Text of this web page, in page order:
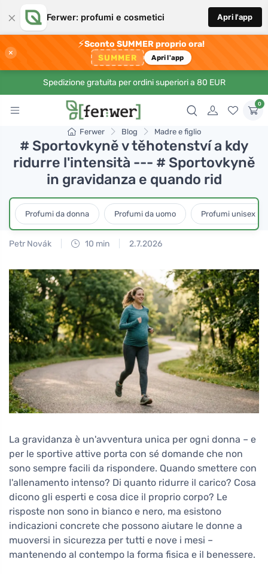
× Ferwer: profumi e cosmetici Apri l'app
×
⚡Sconto SUMMER proprio ora!
SUMMER Apri l'app
Spedizione gratuita per ordini superiori a 80 EUR
0
Ferwer Blog Madre e figlio
# Sportovkyně v těhotenství a kdy
ridurre l'intensità --- # Sportovkyně
in gravidanza e quando rid
Profumi da donna Profumi da uomo Profumi unisex
Petr Novák 10 min 2.7.2026
La gravidanza è un'avventura unica per ogni donna – e
per le sportive attive porta con sé domande che non
sono sempre facili da rispondere. Quando smettere con
l'allenamento intenso? Di quanto ridurre il carico? Cosa
dicono gli esperti e cosa dice il proprio corpo? Le
risposte non sono in bianco e nero, ma esistono
indicazioni concrete che possono aiutare le donne a
muoversi in sicurezza per tutti e nove i mesi –
mantenendo al contempo la forma fisica e il benessere.